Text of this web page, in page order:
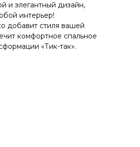
и элегантный дизайн,
интерьер!
добавит стиля вашей
комфортное спальное
«Тик-так».